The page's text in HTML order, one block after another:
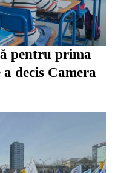
pentru prima
decis Camera